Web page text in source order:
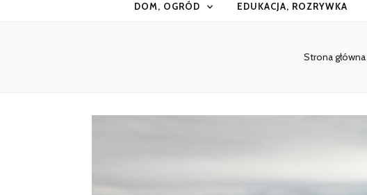
DOM, OGRÓD EDUKACJA, ROZRYWKA
Strona główna